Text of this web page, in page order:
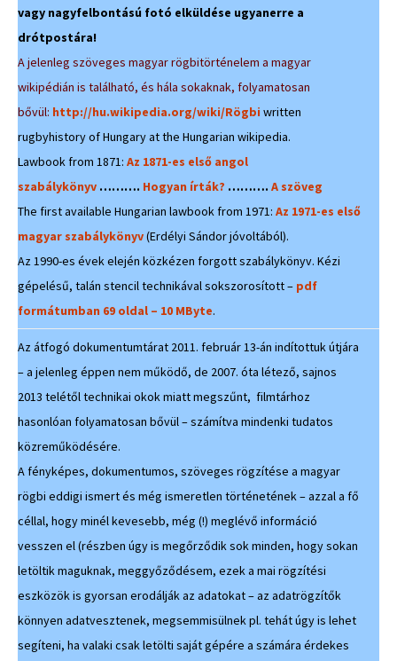
vagy nagyfelbontású fotó elküldése ugyanerre a
drótpostára!
A jelenleg szöveges magyar rögbitörténelem a magyar
wikipédián is található, és hála sokaknak, folyamatosan
bővül: http://hu.wikipedia.org/wiki/Rögbiwritten
rugbyhistory of Hungary at the Hungarian wikipedia.
Lawbook from 1871: Az 1871-es első angol
szabálykönyv ………. Hogyan írták? ………. A szöveg
The first available Hungarian lawbook from 1971: Az 1971-es első
magyar szabálykönyv(Erdélyi Sándor jóvoltából).
Az 1990-es évek elején közkézen forgott szabálykönyv. Kézi
gépelésű, talán stencil technikával sokszorosított – pdf
formátumban 69 oldal – 10 MByte.
Az átfogó dokumentumtárat 2011. február 13-án indítottuk útjára
– a jelenleg éppen nem működő, de 2007. óta létező, sajnos
2013 telétől technikai okok miatt megszűnt, filmtárhoz
hasonlóan folyamatosan bővül – számítva mindenki tudatos
közreműködésére.
A fényképes, dokumentumos, szöveges rögzítése a magyar
rögbi eddigi ismert és még ismeretlen történetének – azzal a fő
céllal, hogy minél kevesebb, még (!) meglévő információ
vesszen el (részben úgy is megőrződik sok minden, hogy sokan
letöltik maguknak, meggyőződésem, ezek a mai rögzítési
eszközök is gyorsan erodálják az adatokat – az adatrögzítők
könnyen adatvesztenek, megsemmisülnek pl. tehát úgy is lehet
segíteni, ha valaki csak letölti saját gépére a számára érdekes